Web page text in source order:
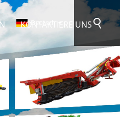
KONTAKTIERE UNS